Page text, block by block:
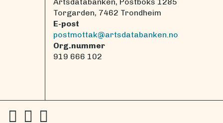
Torgarden, 7462 Trondheim
E-post
postmottak@artsdatabanken.no
Org.nummer
919 666 102